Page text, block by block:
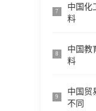
7
中国化
料
8
中国教
料
9
中国贸
不同